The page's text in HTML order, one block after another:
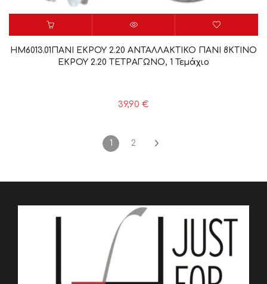
HM6013.01ΠΑΝΙ ΕΚΡΟΥ 2.20 ΑΝΤΑΛΛΑΚΤΙΚΟ ΠΑΝΙ 8KTINO
ΕΚΡΟΥ 2.20 ΤΕΤΡΑΓΩΝΟ, 1 Τεμάχιο
39,90 €
1 2